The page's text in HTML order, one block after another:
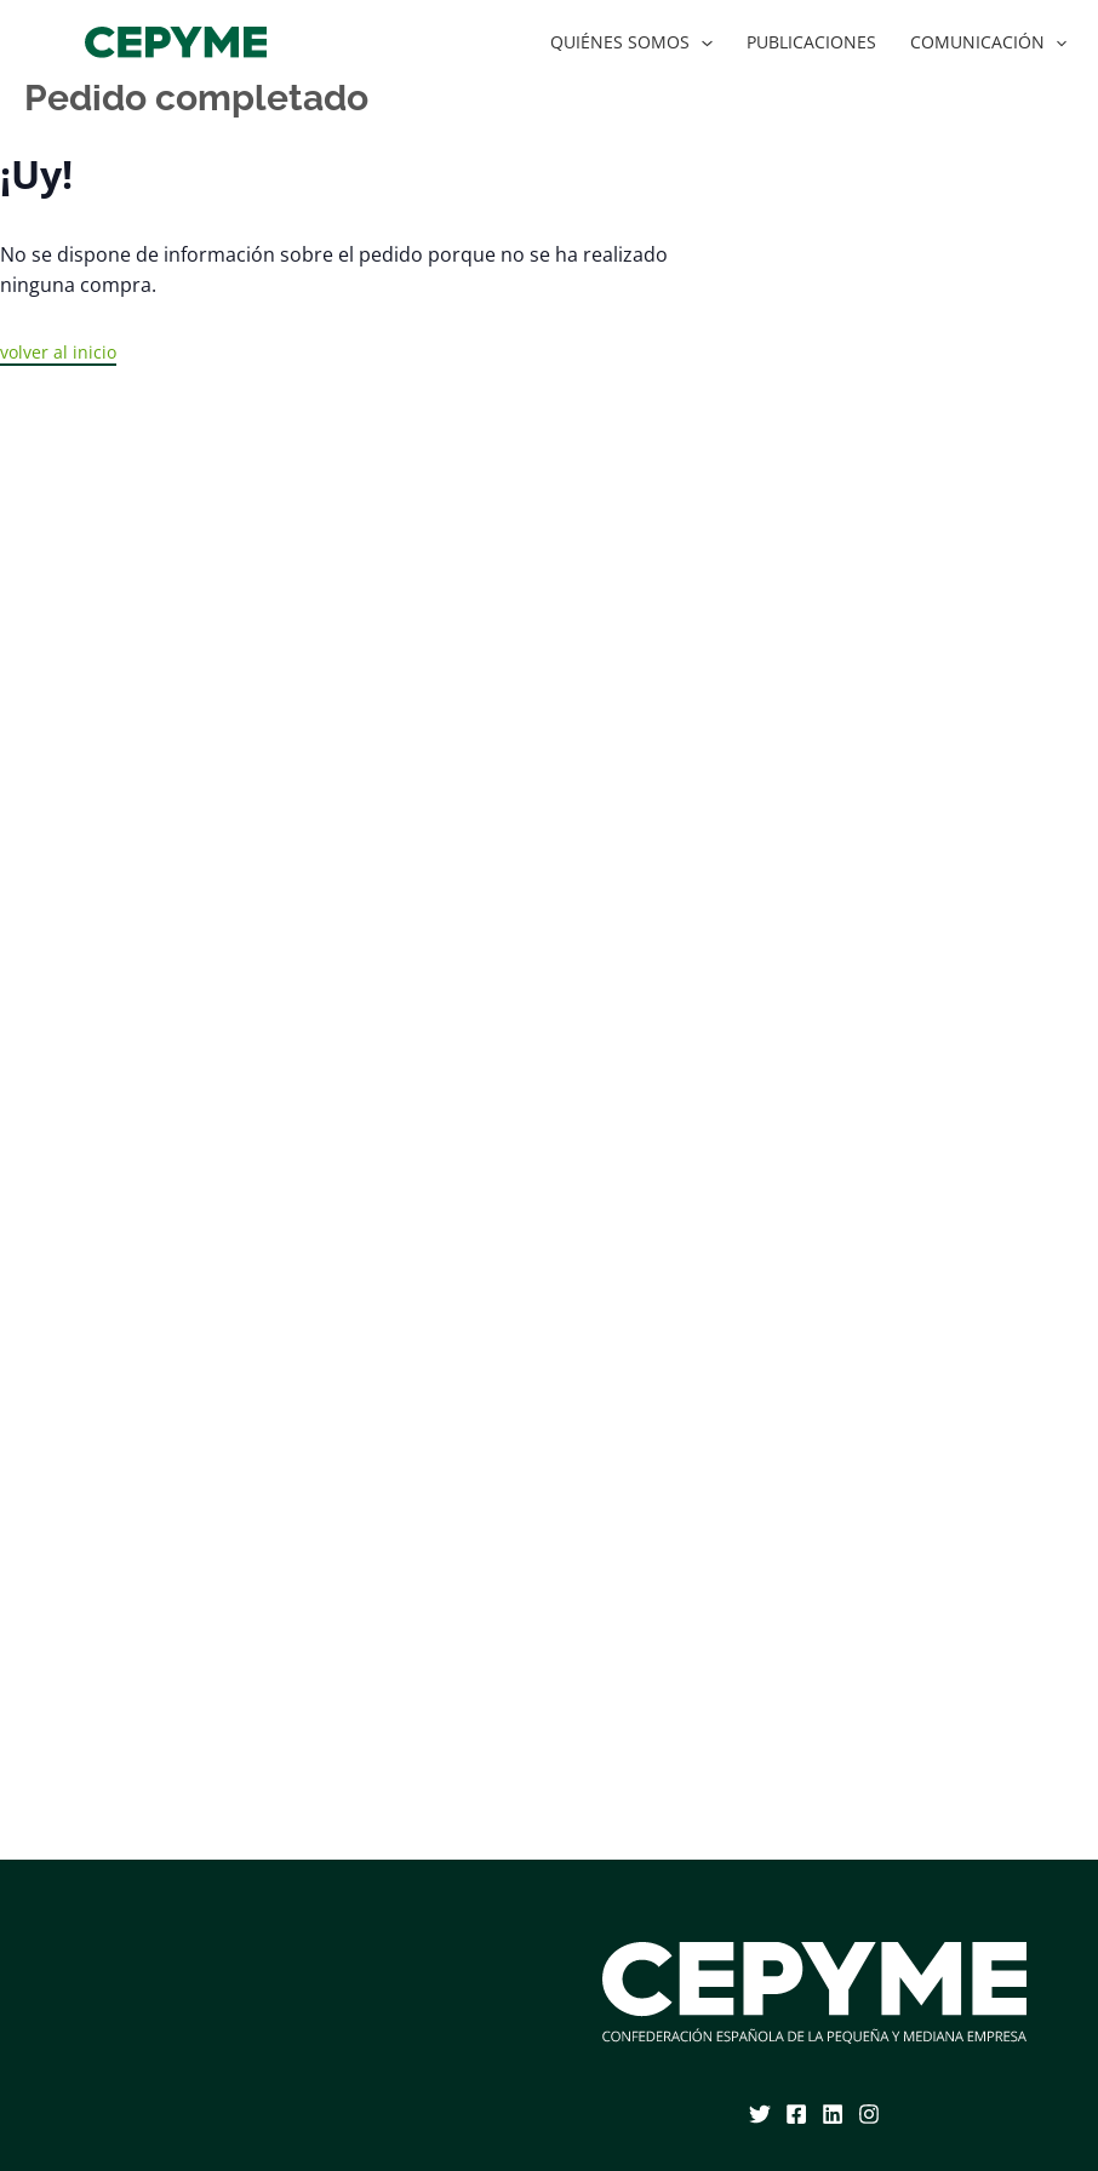
QUIÉNES SOMOS PUBLICACIONES COMUNICACIÓN
Pedido completado
¡Uy!
No se dispone de información sobre el pedido porque no se ha realizado
ninguna compra.
volver al inicio